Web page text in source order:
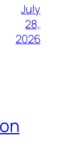
July
28,
2026